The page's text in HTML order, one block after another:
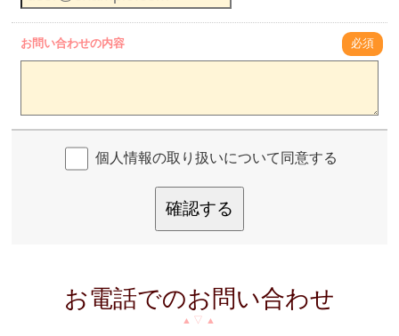
お問い合わせの内容 必須
個人情報の取り扱いについて同意する
確認する
お電話でのお問い合わせ